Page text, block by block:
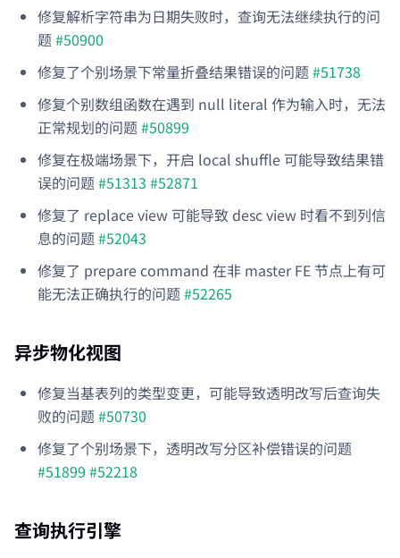
修复解析字符串为日期失败时，查询无法继续执行的问
题#50900
修复了个别场景下常量折叠结果错误的问题#51738
修复个别数组函数在遇到 null literal 作为输入时，无法
正常规划的问题#50899
修复在极端场景下，开启 local shuffle 可能导致结果错
误的问题#51313 #52871
修复了 replace view 可能导致 desc view 时看不到列信
息的问题#52043
修复了 prepare command 在非 master FE 节点上有可
能无法正确执行的问题#52265
异步物化视图
修复当基表列的类型变更，可能导致透明改写后查询失
败的问题#50730
修复了个别场景下，透明改写分区补偿错误的问题
#51899 #52218
查询执行引擎